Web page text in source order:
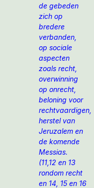
de gebeden
zich op
bredere
verbanden,
op sociale
aspecten
zoals recht,
overwinning
op onrecht,
beloning voor
rechtvaardigen,
herstel van
Jeruzalem en
de komende
Messias.
(11,12 en 13
rondom recht
en 14, 15 en 16